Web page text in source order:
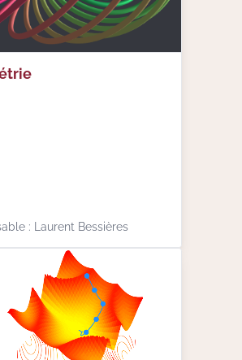
: Laurent Bessières